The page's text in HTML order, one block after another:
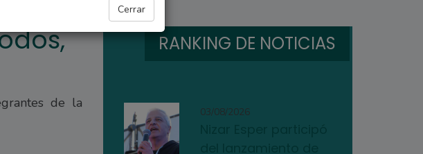
Cerrar
de la
RANKING DE NOTICIAS
03/08/2026